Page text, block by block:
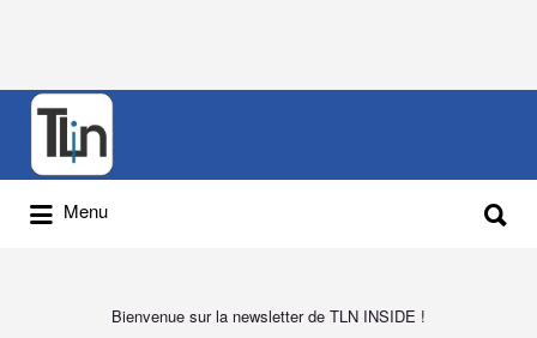
Menu
Bienvenue sur la newsletter de TLN INSIDE !